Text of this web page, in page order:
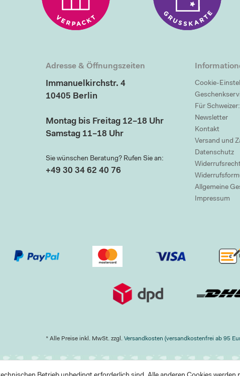
Adresse & Öffnungszeiten
Immanuelkirchstr. 4
10405 Berlin
Montag bis Freitag 12–18 Uhr
Samstag 11–18 Uhr
Sie wünschen Beratung? Rufen Sie an:
+49 30 34 62 40 76
Cookie-
Für
Newsletter
Kontakt
Versand und
Datenschutz
Allgemeine
Impressum
* Alle Preise inkl. MwSt. zzgl. Versandkosten (versandkostenfrei ab 95